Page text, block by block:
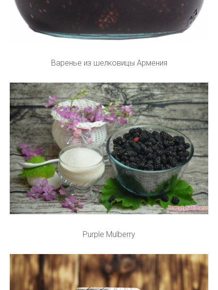
Варенье из шелковицы Армения
Purple Mulberry